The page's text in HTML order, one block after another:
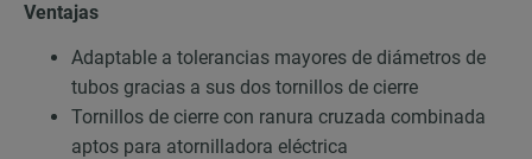
Ventajas
Adaptable a tolerancias mayores de diámetros de
tubos gracias a sus dos tornillos de cierre
Tornillos de cierre con ranura cruzada combinada
aptos para atornilladora eléctrica